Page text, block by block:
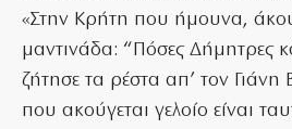
«Στην Κρήτη που ήμουνα,
μαντινάδα: “Πόσες Δήμητρες
ζήτησε τα ρέστα απ’ τον
που ακούγεται γελοίο είναι